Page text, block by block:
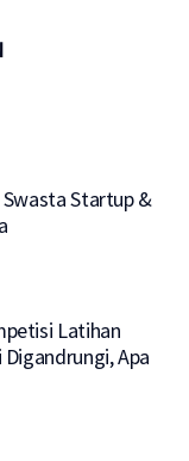
Startup &
Latihan
Apa